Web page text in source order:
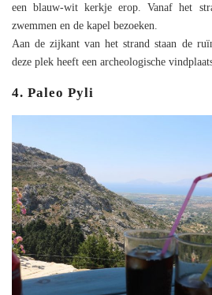
een blauw-wit kerkje erop. Vanaf het
zwemmen en de kapel bezoeken.
Aan de zijkant van het strand staan de
deze plek heeft een archeologische
4. Paleo Pyli